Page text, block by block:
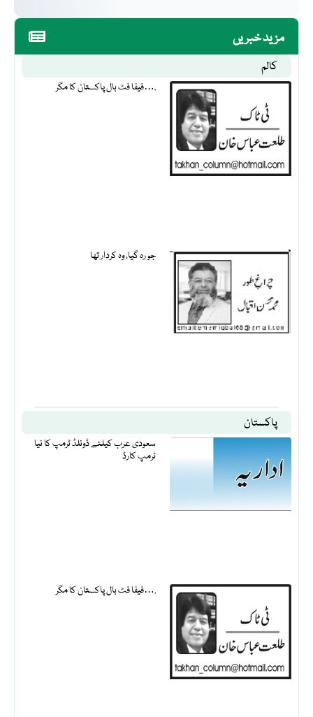
مزید خبریں
کالم
فیفا فٹ بال پاکستان کا مگر….
جو رہ گیا، وہ کردار تھا
پاکستان
سعودی عرب کیلئے ڈونلڈ ٹرمپ کا نیا
ٹرمپ کارڈ
فیفا فٹ بال پاکستان کا مگر….